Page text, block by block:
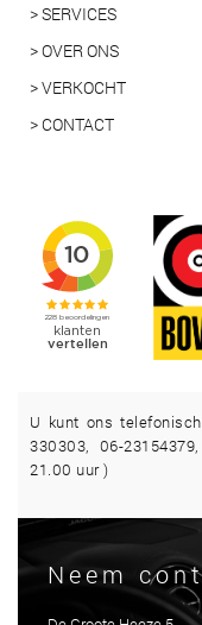
> SERVICES
> OVER ONS
> VERKOCHT
> CONTACT
U kunt ons
330303, 06-
21.00 uur )
Neem